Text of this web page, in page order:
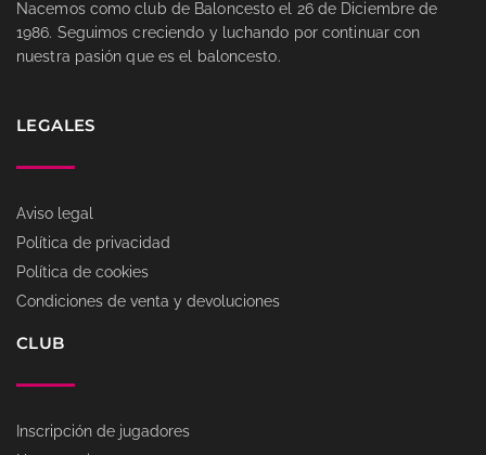
Nacemos como club de Baloncesto el 26 de Diciembre de
1986. Seguimos creciendo y luchando por continuar con
nuestra pasión que es el baloncesto.
LEGALES
Aviso legal
Política de privacidad
Política de cookies
Condiciones de venta y devoluciones
CLUB
Inscripción de jugadores